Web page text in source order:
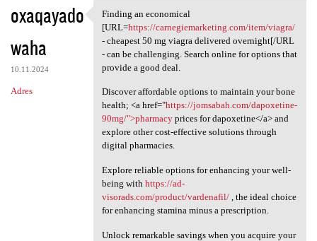
oxaqayado
waha
10.11.2024
Adres
Finding an economical [URL
Finding an economical
[URL=https://carnegiemarketing.com/item/viagra/
- cheapest 50 mg viagra delivered overnight[/URL
- can be challenging. Search online for options that
provide a good deal.
Discover affordable options to maintain your bone
health; <a href="https://jomsabah.com/dapoxetine-
90mg/">pharmacyprices for dapoxetine</a> and
explore other cost-effective solutions through
digital pharmacies.
Explore reliable options for enhancing your well-
being with https://ad-
visorads.com/product/vardenafil/, the ideal choice
for enhancing stamina minus a prescription.
Unlock remarkable savings when you acquire your